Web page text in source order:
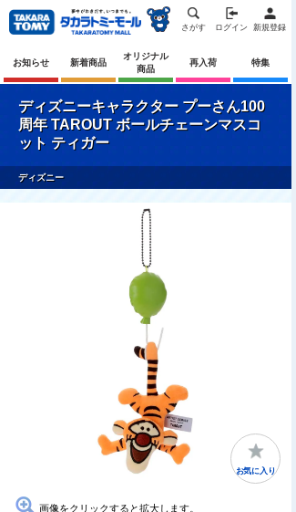
さがす ログイン 新規登録
お知らせ 新着商品
オリジナル
商品
再入荷 特集
ディズニーキャラクター プーさん100
周年 TAROUT ボールチェーンマスコ
ット ティガー
ディズニー
お気に入り
画像をクリックすると拡大します。